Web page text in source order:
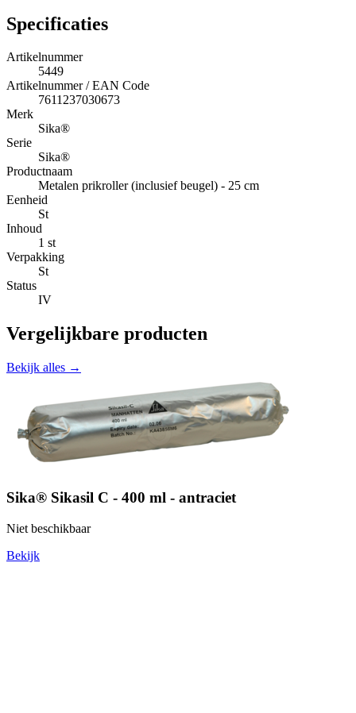
Specificaties
Artikelnummer
5449
Artikelnummer / EAN Code
7611237030673
Merk
Sika®
Serie
Sika®
Productnaam
Metalen prikroller (inclusief beugel) - 25 cm
Eenheid
St
Inhoud
1 st
Verpakking
St
Status
IV
Vergelijkbare producten
Bekijk alles →
Sika® Sikasil C - 400 ml - antraciet
Niet beschikbaar
Bekijk